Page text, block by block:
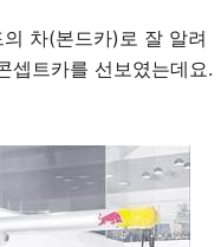
차(본드카)로 잘 알려
셉트카를 선보였는데요.